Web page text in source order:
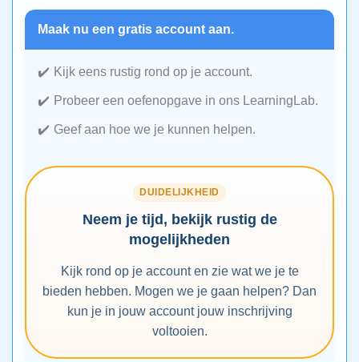
Maak nu een gratis account aan.
Kijk eens rustig rond op je account.
Probeer een oefenopgave in ons LearningLab.
Geef aan hoe we je kunnen helpen.
DUIDELIJKHEID
Neem je tijd, bekijk rustig de
mogelijkheden
Kijk rond op je account en zie wat we je te
bieden hebben. Mogen we je gaan helpen? Dan
kun je in jouw account jouw inschrijving
voltooien.